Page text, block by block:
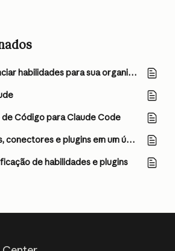
Provisionar e gerenciar habilidades para sua organização
Código para Claude Code
Procure habilidades, conectores e plugins em um único diretório
de habilidades e plugins